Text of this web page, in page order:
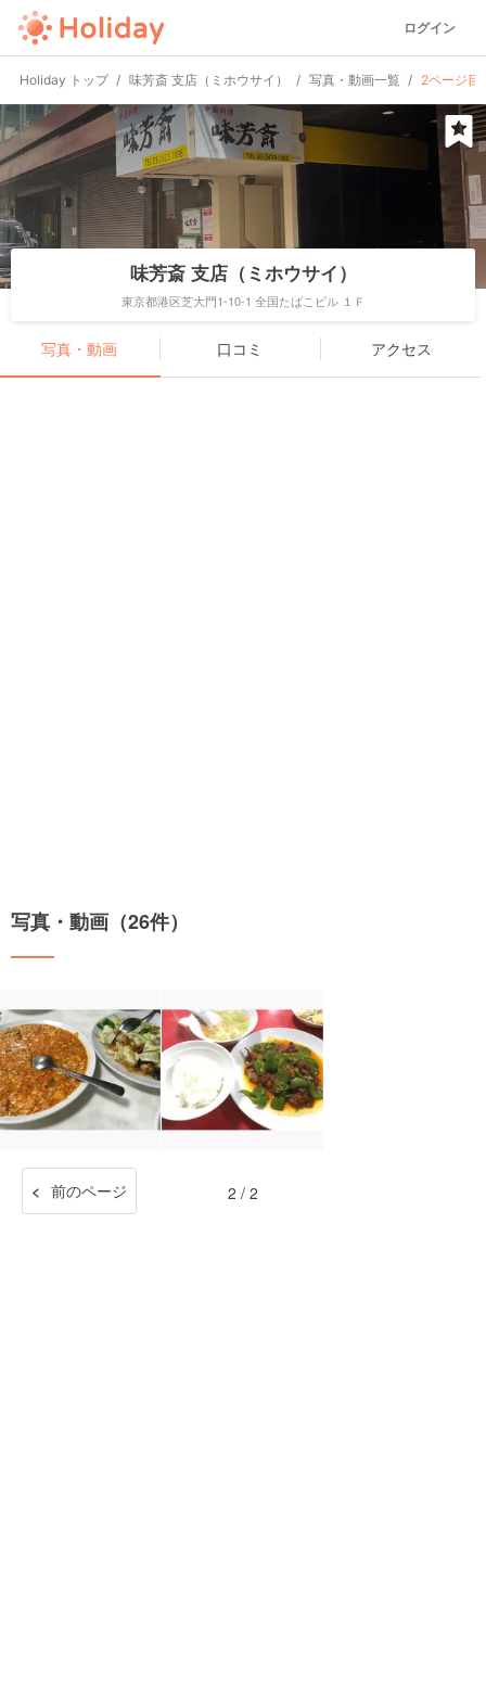
ログイン
Holiday トップ 味芳斎 支店（ミホウサイ） 写真・動画一覧 2ページ目
味芳斎 支店（ミホウサイ）
東京都港区芝大門1-10-1 全国たばこビル １Ｆ
写真・動画 口コミ アクセス
写真・動画（26件）
前のページ 2 / 2